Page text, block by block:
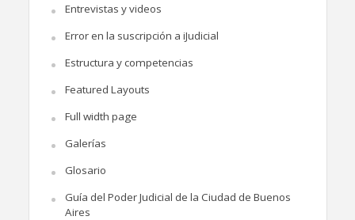
Entrevistas y videos
Error en la suscripción a iJudicial
Estructura y competencias
Featured Layouts
Full width page
Galerías
Glosario
Guía del Poder Judicial de la Ciudad de Buenos
Aires